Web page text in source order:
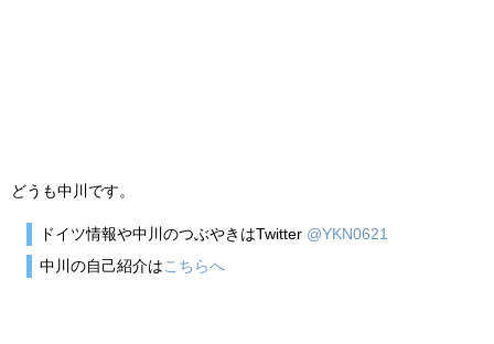
どうも中川です。
ドイツ情報や中川のつぶやきはTwitter @YKN0621
中川の自己紹介は こちらへ